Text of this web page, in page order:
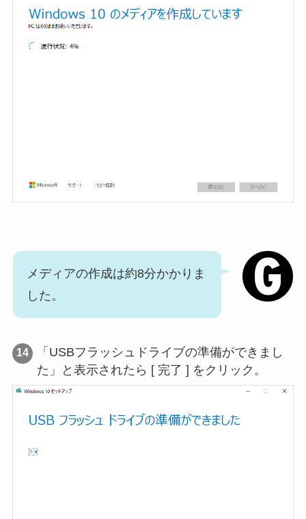
メディアの作成は約8分かかりま
した。
「USBフラッシュドライブの準備ができまし
た」と表示されたら [ 完了 ] をクリック。